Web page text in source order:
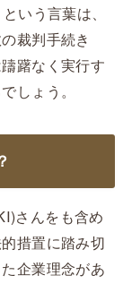
いう言葉は、
裁判手続き
躇なく実行す
しょう。
さんをも含め
措置に踏み切
企業理念があ